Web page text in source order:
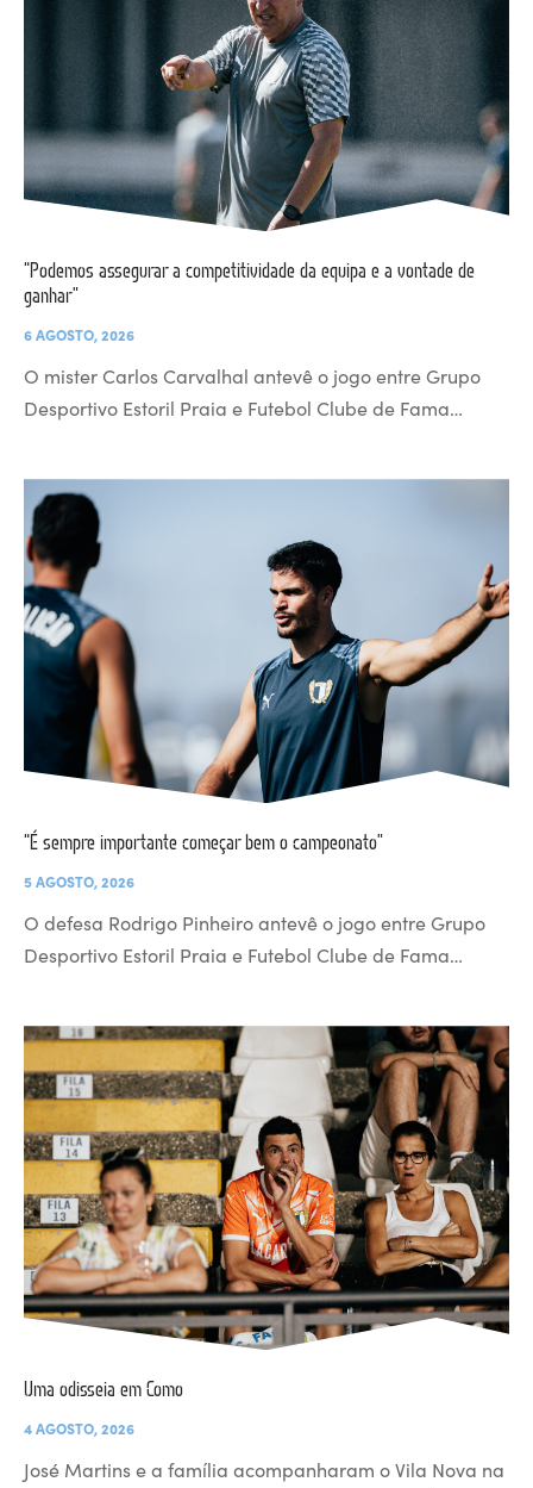
“Podemos assegurar a competitividade da equipa e a vontade de
ganhar”
6 AGOSTO, 2026
O mister Carlos Carvalhal antevê o jogo entre Grupo
Desportivo Estoril Praia e Futebol Clube de Fama…
“É sempre importante começar bem o campeonato”
5 AGOSTO, 2026
O defesa Rodrigo Pinheiro antevê o jogo entre Grupo
Desportivo Estoril Praia e Futebol Clube de Fama…
Uma odisseia em Como
4 AGOSTO, 2026
José Martins e a família acompanharam o Vila Nova na